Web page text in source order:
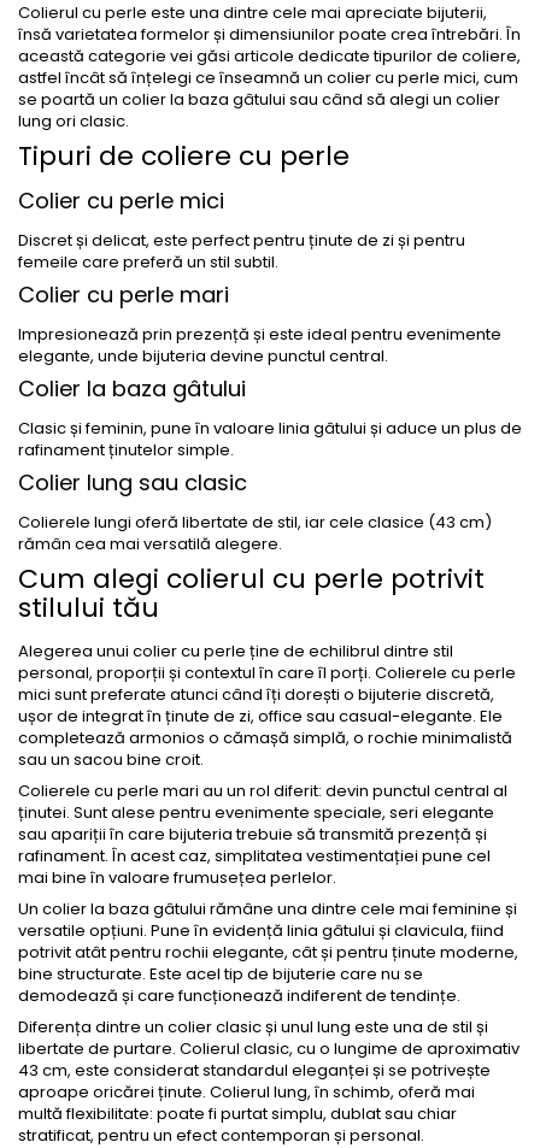
Colierul cu perle este una dintre cele mai apreciate bijuterii,
însă varietatea formelor și dimensiunilor poate crea întrebări. În
această categorie vei găsi articole dedicate tipurilor de coliere,
astfel încât să înțelegi ce înseamnă un colier cu perle mici, cum
se poartă un colier la baza gâtului sau când să alegi un colier
lung ori clasic.
Tipuri de coliere cu perle
Colier cu perle mici
Discret și delicat, este perfect pentru ținute de zi și pentru
femeile care preferă un stil subtil.
Colier cu perle mari
Impresionează prin prezență și este ideal pentru evenimente
elegante, unde bijuteria devine punctul central.
Colier la baza gâtului
Clasic și feminin, pune în valoare linia gâtului și aduce un plus de
rafinament ținutelor simple.
Colier lung sau clasic
Colierele lungi oferă libertate de stil, iar cele clasice (43 cm)
rămân cea mai versatilă alegere.
Cum alegi colierul cu perle potrivit
stilului tău
Alegerea unui colier cu perle ține de echilibrul dintre stil
personal, proporții și contextul în care îl porți. Colierele cu perle
mici sunt preferate atunci când îți dorești o bijuterie discretă,
ușor de integrat în ținute de zi, office sau casual-elegante. Ele
completează armonios o cămașă simplă, o rochie minimalistă
sau un sacou bine croit.
Colierele cu perle mari au un rol diferit: devin punctul central al
ținutei. Sunt alese pentru evenimente speciale, seri elegante
sau apariții în care bijuteria trebuie să transmită prezență și
rafinament. În acest caz, simplitatea vestimentației pune cel
mai bine în valoare frumusețea perlelor.
Un colier la baza gâtului rămâne una dintre cele mai feminine și
versatile opțiuni. Pune în evidență linia gâtului și clavicula, fiind
potrivit atât pentru rochii elegante, cât și pentru ținute moderne,
bine structurate. Este acel tip de bijuterie care nu se
demodează și care funcționează indiferent de tendințe.
Diferența dintre un colier clasic și unul lung este una de stil și
libertate de purtare. Colierul clasic, cu o lungime de aproximativ
43 cm, este considerat standardul eleganței și se potrivește
aproape oricărei ținute. Colierul lung, în schimb, oferă mai
multă flexibilitate: poate fi purtat simplu, dublat sau chiar
stratificat, pentru un efect contemporan și personal.